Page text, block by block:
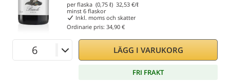
per flaska (0,75 ℓ) 32,53 €/ℓ
minst 6 flaskor
Inkl. moms och skatter
Ordinarie pris: 34,90 €
LÄGG I VARUKORG
FRI FRAKT